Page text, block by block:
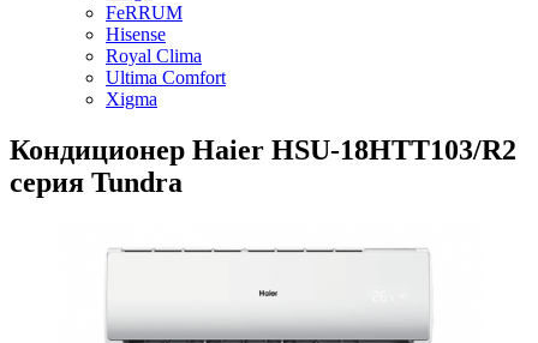
FeRRUM
Hisense
Royal Clima
Ultima Comfort
Xigma
Кондиционер Haier HSU-18HTT103/R2
серия Tundra